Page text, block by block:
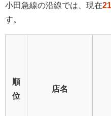
小田急線の沿線では、現在21
す。
順
位
店名